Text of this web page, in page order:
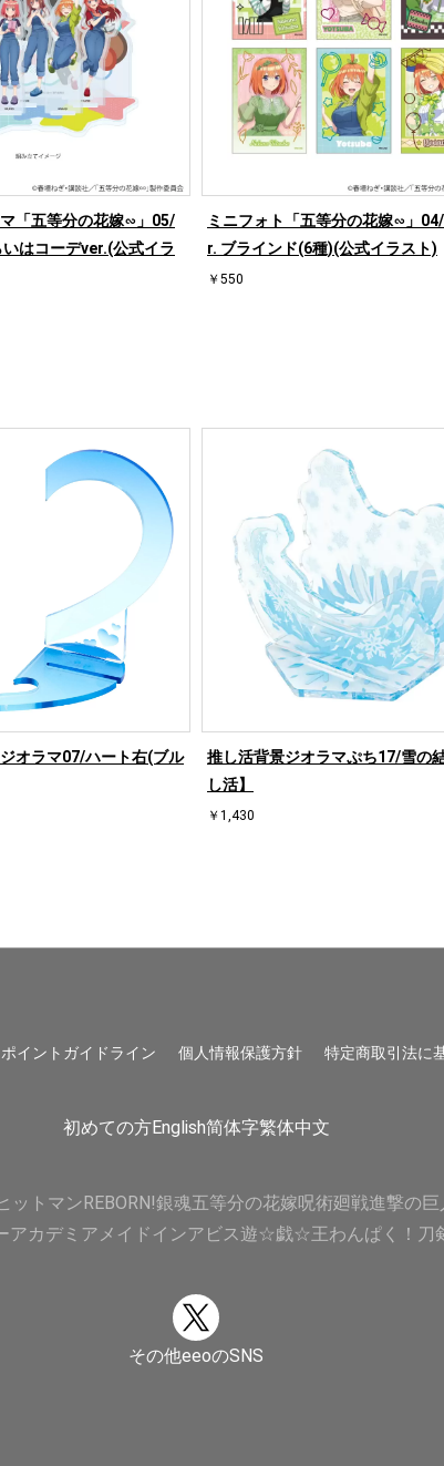
「五等分の花嫁∽」05/
はコーデver.(公式イラ
ミニフォト「五等分の花嫁∽」
r. ブラインド(6種)(公式イラスト)
￥550
オラマ07/ハート右(ブル
推し活背景ジオラマぷち17/雪の
し活】
￥1,430
ポイントガイドライン 個人情報保護方針 特定商取引法に
初めての方English简体字繁体中文
ットマンREBORN!銀魂五等分の花嫁呪術廻戦進撃の巨
アカデミア メイドインアビス遊☆戯☆王わんぱく！刀
その他eeoのSNS